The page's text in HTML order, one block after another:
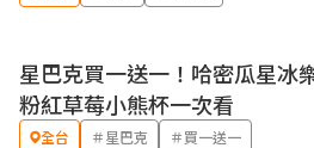
優惠
星巴克買一送一！哈密瓜星冰
粉紅草莓小熊杯一次看
全台 ＃星巴克 ＃買一送一